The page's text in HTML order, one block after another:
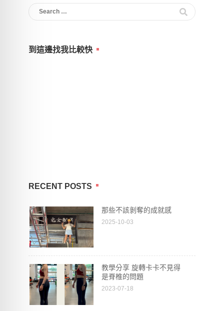
Search
for:
到這邊找我比較快
RECENT POSTS
那些不該剝奪的成就感
2025-10-03
教學分享 旋轉卡卡不見得
是脊椎的問題
2023-07-18